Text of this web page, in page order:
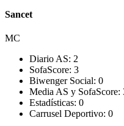
Sancet
MC
Diario AS: 2
SofaScore: 3
Biwenger Social: 0
Media AS y SofaScore:
Estadísticas: 0
Carrusel Deportivo: 0